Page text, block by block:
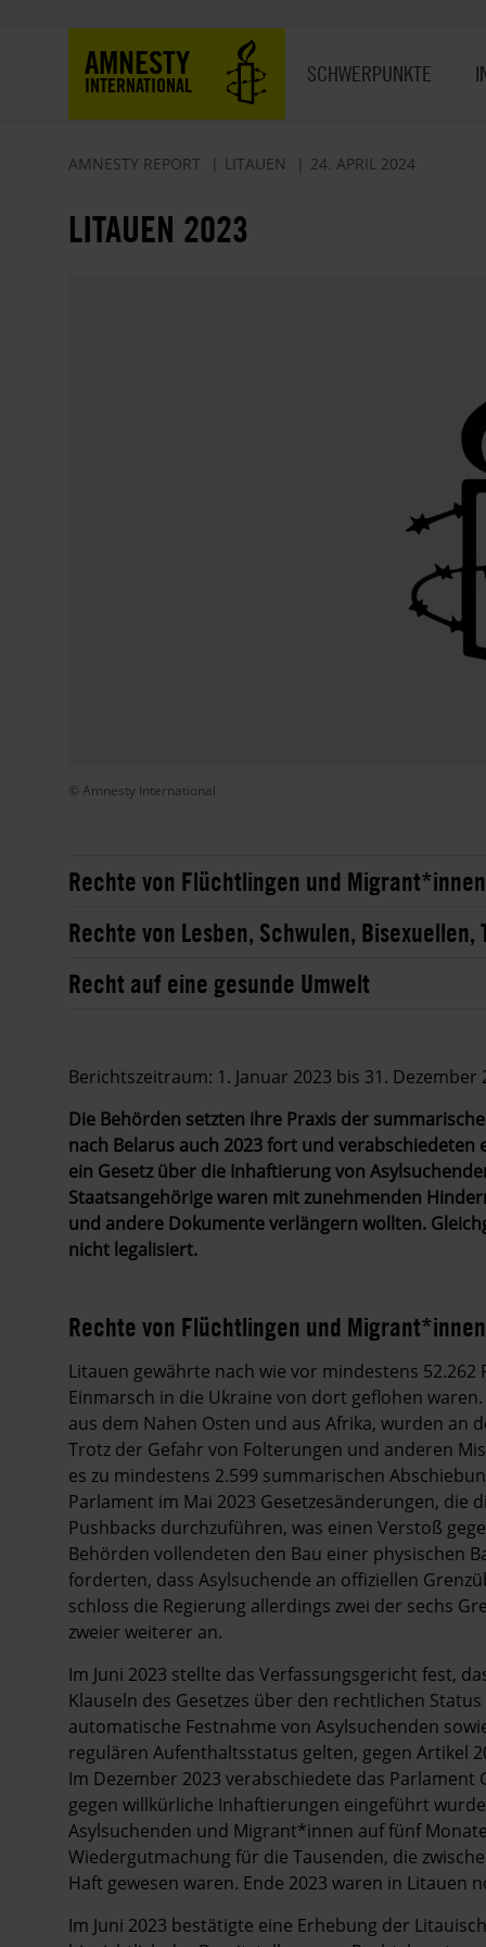
AMNESTY
INTERNATIONAL SCHWERPUNKTE
AMNESTY REPORT LITAUEN 24. APRIL 2024
LITAUEN 2023
© Amnesty International
Rechte von Flüchtlingen und Migrant*innen
Rechte von Lesben, Schwulen,
Recht auf eine gesunde Umwelt
Berichtszeitraum: 1. Januar 2023 bis 31. Dezember
Die Behörden setzten ihre Praxis der
nach Belarus auch 2023 fort und
ein Gesetz über die Inhaftierung von
Staatsangehörige waren mit zunehmenden
und andere Dokumente verlängern wollten.
nicht legalisiert.
Rechte von Flüchtlingen und Migrant*innen
Litauen gewährte nach wie vor mindestens
Einmarsch in die Ukraine von dort geflohen
aus dem Nahen Osten und aus Afrika, wurden an
Trotz der Gefahr von Folterungen und anderen
es zu mindestens 2.599 summarischen
Parlament im Mai 2023 Gesetzesänderungen,
Pushbacks durchzuführen, was einen Verstoß
Behörden vollendeten den Bau einer physischen
forderten, dass Asylsuchende an offiziellen
schloss die Regierung allerdings zwei der sechs
zweier weiterer an.
Im Juni 2023 stellte das Verfassungsgericht fest,
Klauseln des Gesetzes über den rechtlichen
automatische Festnahme von Asylsuchenden
regulären Aufenthaltsstatus gelten, gegen Artikel
Im Dezember 2023 verabschiedete das
gegen willkürliche Inhaftierungen eingeführt
Asylsuchenden und Migrant*innen auf fünf
Wiedergutmachung für die Tausenden, die
Haft gewesen waren. Ende 2023 waren in
Im Juni 2023 bestätigte eine Erhebung der